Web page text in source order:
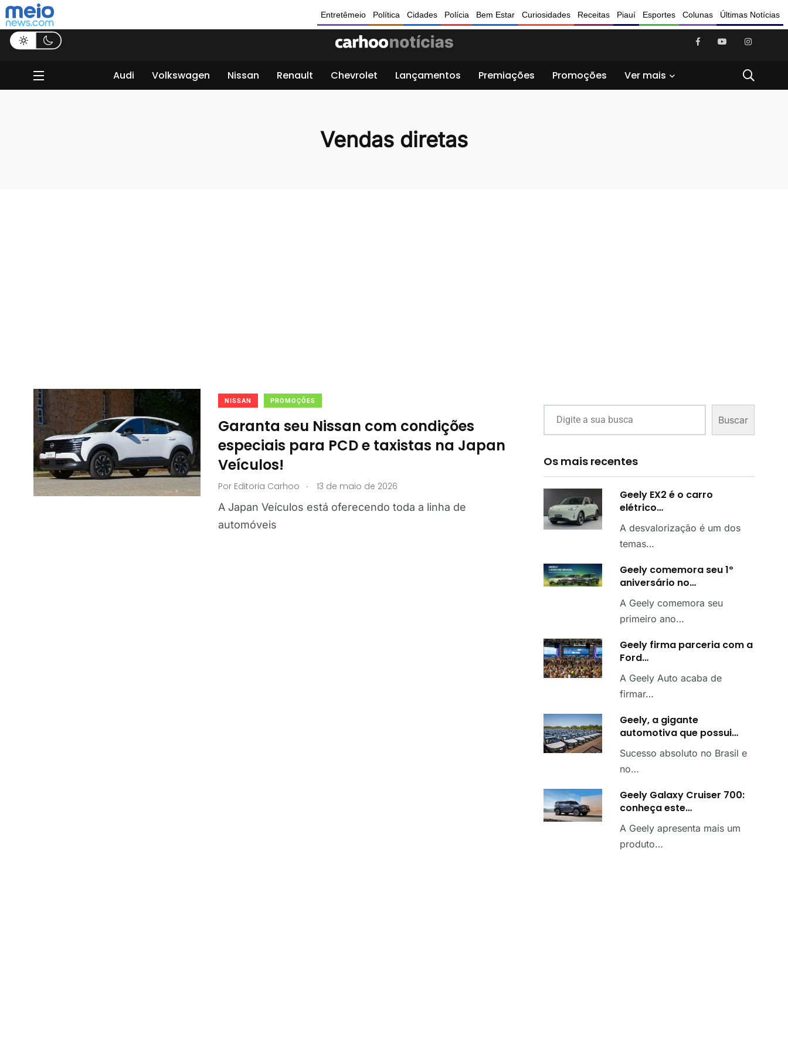
Entretêmeio Política Cidades Polícia Bem Estar Curiosidades Receitas Piauí Esportes Colunas Últimas Notícias
Audi Volkswagen Nissan Renault Chevrolet Lançamentos Premiações Promoções Ver mais
Vendas diretas
NISSAN PROMOÇÕES
Garanta seu Nissan com condições
especiais para PCD e taxistas na Japan
Veículos!
Por Editoria Carhoo . 13 de maio de 2026
A Japan Veículos está oferecendo toda a linha de
automóveis
Buscar
Os mais recentes
Geely EX2 é o carro
elétrico…
A desvalorização é um dos
temas…
Geely comemora seu 1º
aniversário no…
A Geely comemora seu
primeiro ano…
Geely firma parceria com a
Ford…
A Geely Auto acaba de
firmar…
Geely, a gigante
automotiva que possui…
Sucesso absoluto no Brasil e
no…
Geely Galaxy Cruiser 700:
conheça este…
A Geely apresenta mais um
produto…